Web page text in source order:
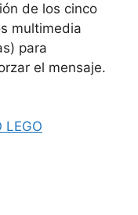
de los cinco
multimedia
para
el mensaje.​